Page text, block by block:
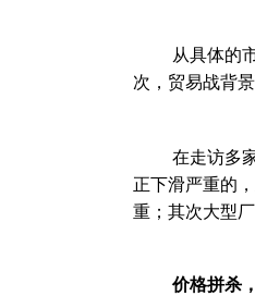
从具体的市场
次，贸易战背
在走访多家电
正下滑严重的
重；其次大型
价格拼杀